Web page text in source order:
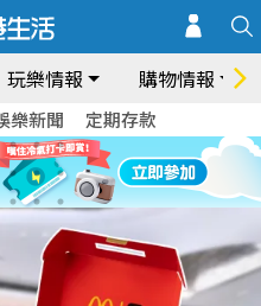
玩樂情報 購物情報
樂新聞 定期存款